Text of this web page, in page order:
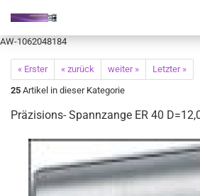
AW-1062048184
« Erster « zurück weiter »
Letzter »
25 Artikel in dieser Kategorie
Präzisions- Spannzange ER 40